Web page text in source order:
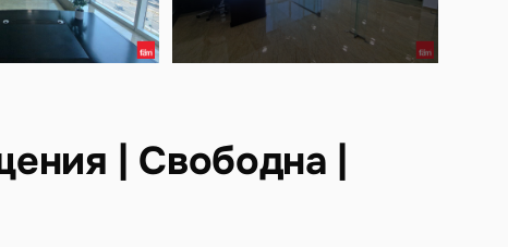
| Свободна |